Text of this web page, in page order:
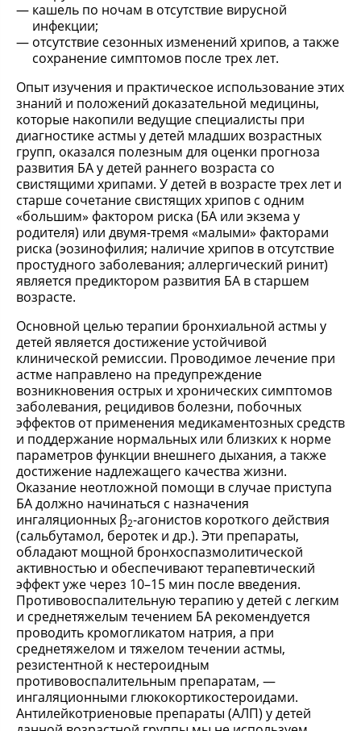
кашель по ночам в отсутствие вирусной
инфекции;
отсутствие сезонных изменений хрипов, а также
сохранение симптомов после трех лет.
Опыт изучения и практическое использование этих
знаний и положений доказательной медицины,
которые накопили ведущие специалисты при
диагностике астмы у детей младших возрастных
групп, оказался полезным для оценки прогноза
развития БА у детей раннего возраста со
свистящими хрипами. У детей в возрасте трех лет и
старше сочетание свистящих хрипов с одним
«большим» фактором риска (БА или экзема у
родителя) или двумя-тремя «малыми» факторами
риска (эозинофилия; наличие хрипов в отсутствие
простудного заболевания; аллергический ринит)
является предиктором развития БА в старшем
возрасте.
Основной целью терапии бронхиальной астмы у
детей является достижение устойчивой
клинической ремиссии. Проводимое лечение при
астме направлено на предупреждение
возникновения острых и хронических симптомов
заболевания, рецидивов болезни, побочных
эффектов от применения медикаментозных средств
и поддержание нормальных или близких к норме
параметров функции внешнего дыхания, а также
достижение надлежащего качества жизни.
Оказание неотложной помощи в случае приступа
БА должно начинаться с назначения
ингаляционных β2-агонистов короткого действия
(сальбутамол, беротек и др.). Эти препараты,
обладают мощной бронхоспазмолитической
активностью и обеспечивают терапевтический
эффект уже через 10–15 мин после введения.
Противовоспалительную терапию у детей с легким
и среднетяжелым течением БА рекомендуется
проводить кромогликатом натрия, а при
среднетяжелом и тяжелом течении астмы,
резистентной к нестероидным
противовоспалительным препаратам, —
ингаляционными глюкокортикостероидами.
Антилейкотриеновые препараты (АЛП) у детей